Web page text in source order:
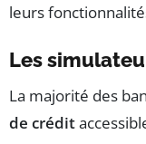
leurs
Les
La majorité des
de crédit